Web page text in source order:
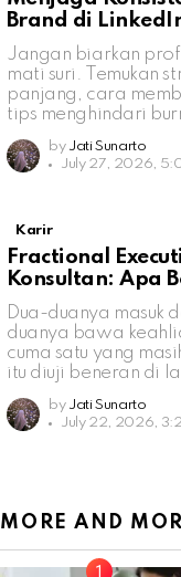
Brand di
Jangan biarkan
mati suri. Temukan
panjang, cara
tips menghindari
by Jati Sunarto
July 27, 2026,
Karir
Fractional
Konsultan: Apa
Dua-duanya masuk
duanya bawa
cuma satu yang
itu diuji beneran di
by Jati Sunarto
July 22, 2026,
MORE AND